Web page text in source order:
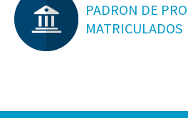
PADRON DE
MATRICULADOS